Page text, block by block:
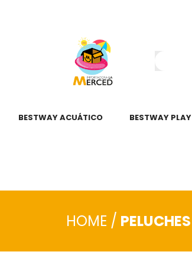
BESTWAY ACUÁTICO BESTWAY PLAY
HOME / PELUCHES